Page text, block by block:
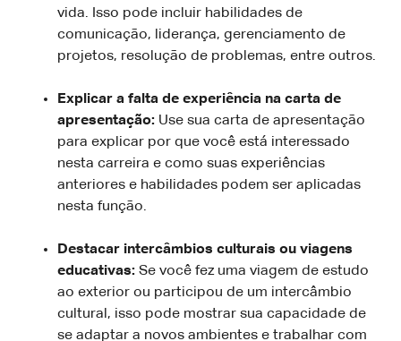
vida. Isso pode incluir habilidades de
comunicação, liderança, gerenciamento de
projetos, resolução de problemas, entre outros.
Explicar a falta de experiência na carta de
apresentação: Use sua carta de apresentação
para explicar por que você está interessado
nesta carreira e como suas experiências
anteriores e habilidades podem ser aplicadas
nesta função.
Destacar intercâmbios culturais ou viagens
educativas: Se você fez uma viagem de estudo
ao exterior ou participou de um intercâmbio
cultural, isso pode mostrar sua capacidade de
se adaptar a novos ambientes e trabalhar com